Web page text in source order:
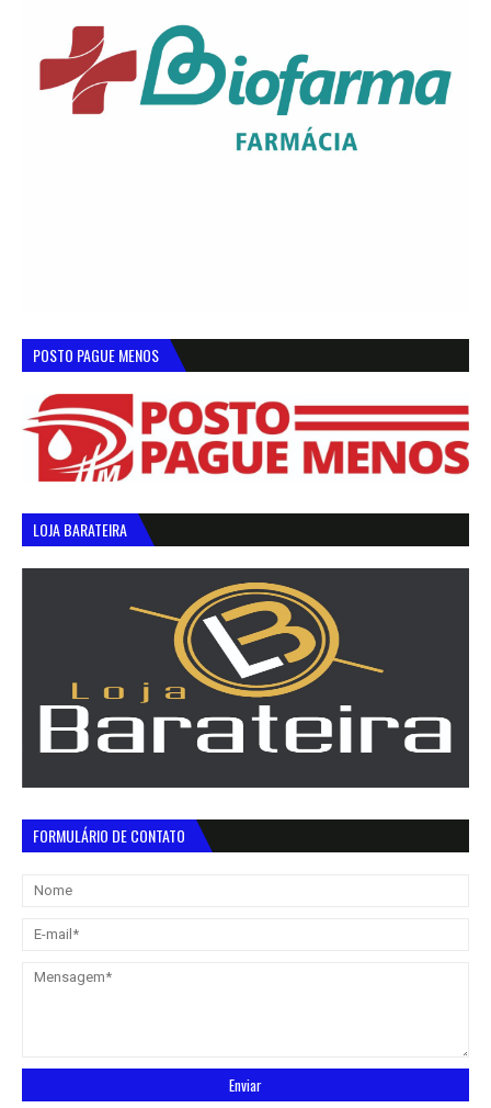
POSTO PAGUE MENOS
LOJA BARATEIRA
FORMULÁRIO DE CONTATO